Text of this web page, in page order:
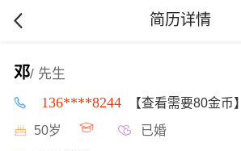
简历详情
邓/ 先生
136****8244 【查看需要80金币】
50岁 已婚